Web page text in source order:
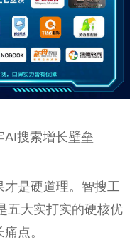
AI搜索增长壁垒
是硬道理。智搜工
五大实打实的硬核优
点。